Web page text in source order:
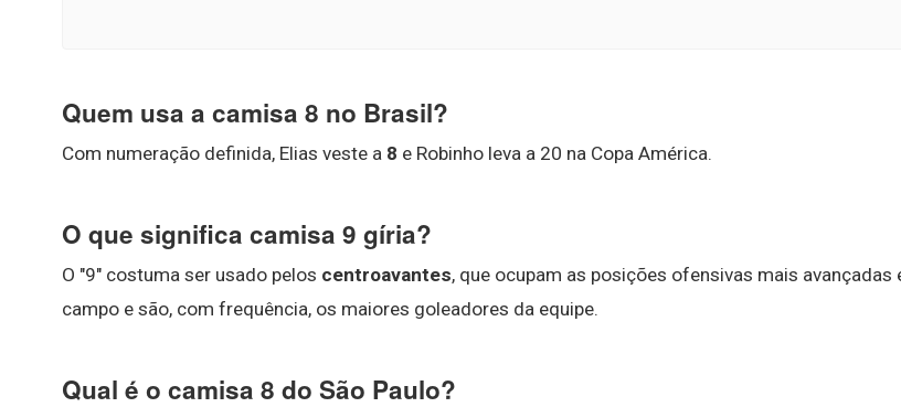
Quem usa a camisa 8 no Brasil?
Com numeração definida, Elias veste a 8 e Robinho leva a 20 na Copa América.
O que significa camisa 9 gíria?
O "9" costuma ser usado pelos centroavantes, que ocupam as posições ofensivas mais avançadas
campo e são, com frequência, os maiores goleadores da equipe.
Qual é o camisa 8 do São Paulo?